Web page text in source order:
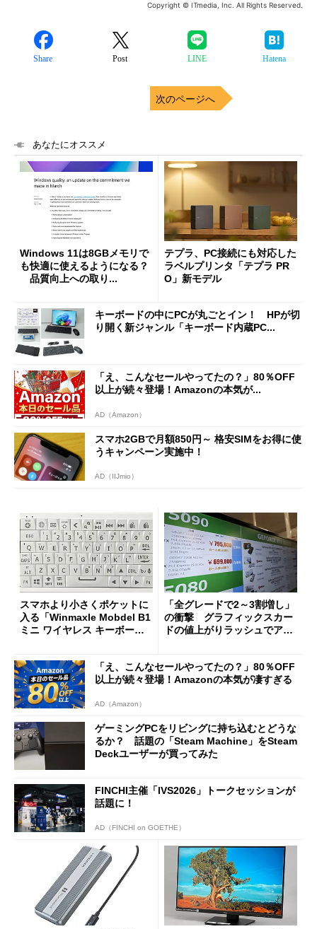
Copyright © ITmedia, Inc. All Rights Reserved.
Share Post LINE Hatena
次のページへ
あなたにオススメ
Windows 11は8GBメモリで
も快適に使えるようになる？
品質向上への取り...
テプラ、PC接続にも対応した
ラベルプリンタ「テプラ PR
O」新モデル
キーボードの中にPCが丸ごとイン！ HPが切
り開く新ジャンル「キーボード内蔵PC...
「え、こんなセールやってたの？」80％OFF
以上が続々登場！Amazonの本気が...
AD（Amazon）
スマホ2GBで月額850円～ 格安SIMをお得に使
うキャンペーン実施中！
AD（IIJmio）
スマホより小さくポケットに
入る「Winmaxle Mobdel B1
ミニ ワイヤレス キーボー
「全グレードで2～3割増し」
の衝撃 グラフィックスカー
ドの値上がりラッシュでアキ
「え、こんなセールやってたの？」80％OFF
以上が続々登場！Amazonの本気が凄すぎる
AD（Amazon）
ゲーミングPCをリビングに持ち込むとどうな
るか？ 話題の「Steam Machine」をSteam
Deckユーザーが買ってみた
FINCHI主催「IVS2026」トークセッションが
話題に！
AD（FINCHI on GOETHE）